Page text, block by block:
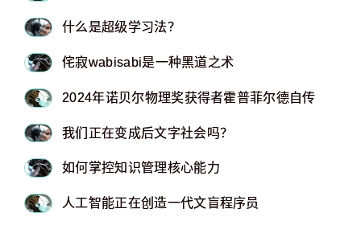
什么是超级学习法？
侘寂wabisabi是一种黑道之术
2024年诺贝尔物理奖获得者霍普菲尔德自传
我们正在变成后文字社会吗？
如何掌控知识管理核心能力
人工智能正在创造一代文盲程序员